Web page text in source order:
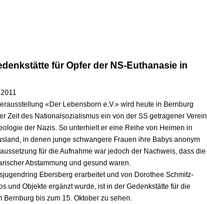
für Opfer der NS-Euthanasie in
«Der Lebensborn e.V.» wird heute in Bernburg
Zeit des Nationalsozialismus ein von der SS getragener Verein
der Nazis. So unterhielt er eine Reihe von Heimen in
in denen junge schwangere Frauen ihre Babys anonym
für die Aufnahme war jedoch der Nachweis, dass die
Abstammung und gesund waren.
Ebersberg erarbeitet und von Dorothee Schmitz-
und Objekte ergänzt wurde, ist in der Gedenkstätte für die
Bernburg bis zum 15. Oktober zu sehen.